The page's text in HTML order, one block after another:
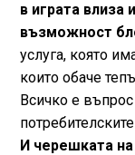
в играта
възможност
услуга, която
които обаче
Всичко е
И черешката